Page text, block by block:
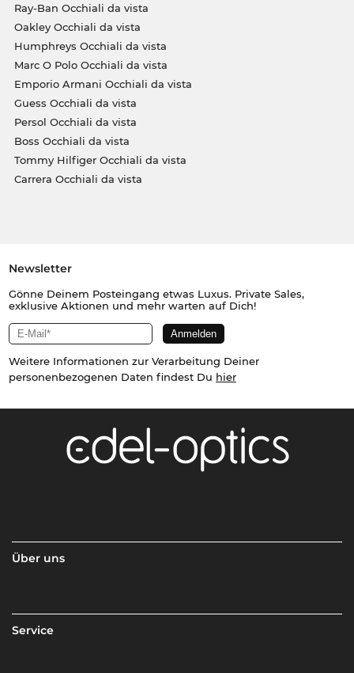
Ray-Ban Occhiali da vista
Oakley Occhiali da vista
Humphreys Occhiali da vista
Marc O Polo Occhiali da vista
Emporio Armani Occhiali da vista
Guess Occhiali da vista
Persol Occhiali da vista
Boss Occhiali da vista
Tommy Hilfiger Occhiali da vista
Carrera Occhiali da vista
Newsletter
Gönne Deinem Posteingang etwas Luxus. Private Sales,
exklusive Aktionen und mehr warten auf Dich!
Weitere Informationen zur Verarbeitung Deiner
personenbezogenen Daten findest Du hier
Über uns
Service